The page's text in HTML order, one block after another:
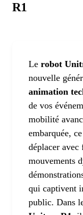
R1
Le robot
nouvelle
animation
de vos
mobilité
embarquée,
déplacer avec
mouvements
qui captivent
public. Dans